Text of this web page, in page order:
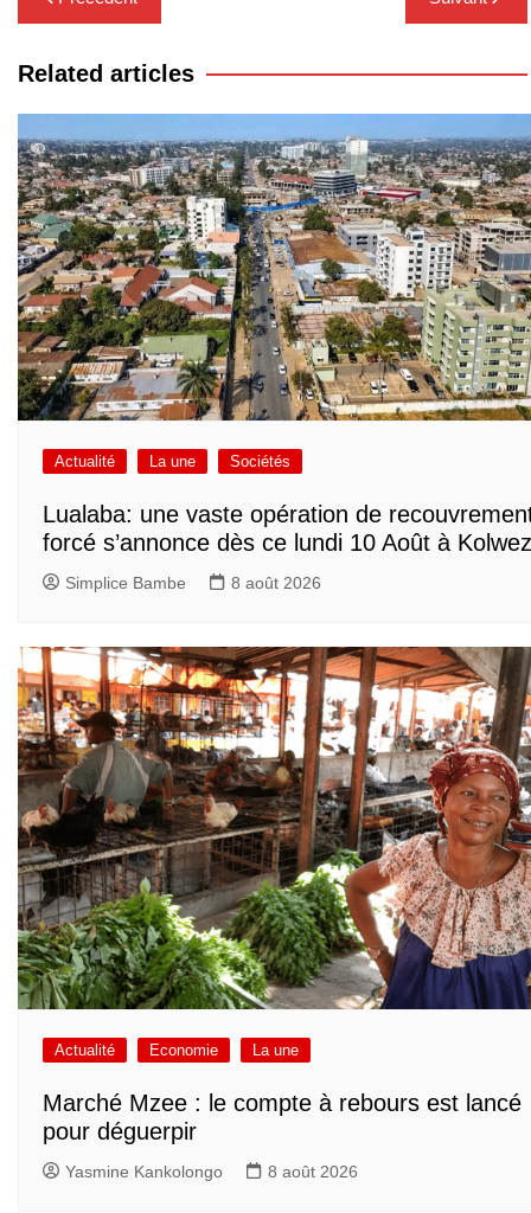
de
l’article
Related articles
Actualité La une Sociétés
Lualaba: une vaste opération de
forcé s’annonce dès ce lundi 10 Août à
Simplice Bambe 8 août 2026
Actualité Economie La une
Marché Mzee : le compte à rebours est lancé
pour déguerpir
Yasmine Kankolongo 8 août 2026